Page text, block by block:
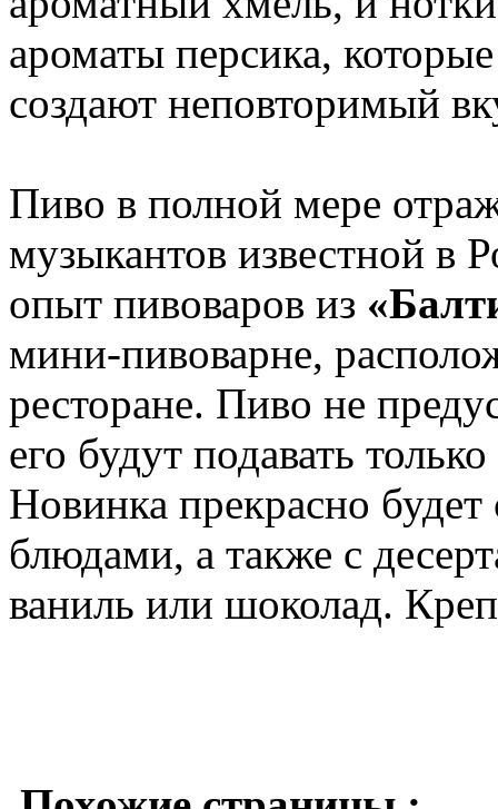
ароматы персика,
создают неповторимый
Пиво в полной мере
музыкантов известной в
опыт пивоваров из
мини-пивоварне,
ресторане. Пиво не
его будут подавать
Новинка прекрасно
блюдами, а также с
ваниль или шоколад.